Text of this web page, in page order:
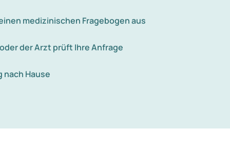
medizinischen Fragebogen aus
der Arzt prüft Ihre Anfrage
nach Hause